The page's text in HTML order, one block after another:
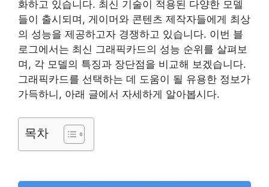
화하고 있습니다. 최신 기술이 적용된 다양한 모델
들이 출시되며, 게이머와 콘텐츠 제작자들에게 최상
의 성능을 제공하고자 경쟁하고 있습니다. 이번 블
로그에서는 최신 그래픽카드의 성능 순위를 살펴보
며, 각 모델의 특징과 장단점을 비교해 보겠습니다.
그래픽카드를 선택하는 데 도움이 될 유용한 정보가
가득하니, 아래 글에서 자세하게 알아봅시다.
목차